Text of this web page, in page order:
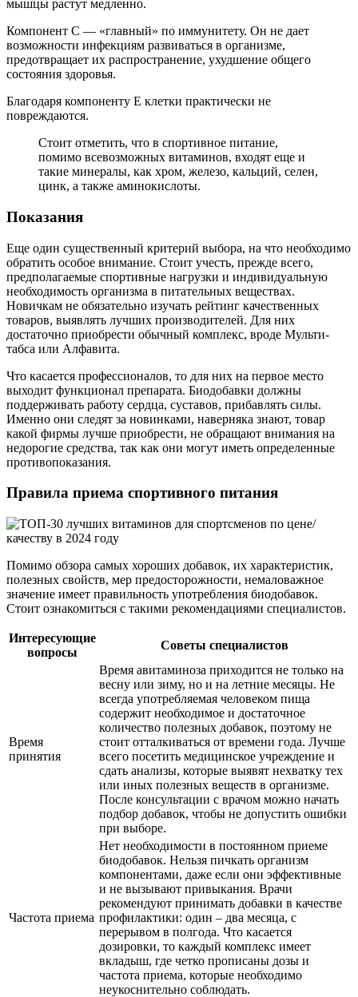
мышцы растут медленно.
Компонент С — «главный» по иммунитету. Он не дает
возможности инфекциям развиваться в организме,
предотвращает их распространение, ухудшение общего
состояния здоровья.
Благодаря компоненту Е клетки практически не
повреждаются.
Стоит отметить, что в спортивное питание,
помимо всевозможных витаминов, входят еще и
такие минералы, как хром, железо, кальций, селен,
цинк, а также аминокислоты.
Показания
Еще один существенный критерий выбора, на что необходимо
обратить особое внимание. Стоит учесть, прежде всего,
предполагаемые спортивные нагрузки и индивидуальную
необходимость организма в питательных веществах.
Новичкам не обязательно изучать рейтинг качественных
товаров, выявлять лучших производителей. Для них
достаточно приобрести обычный комплекс, вроде Мульти-
табса или Алфавита.
Что касается профессионалов, то для них на первое место
выходит функционал препарата. Биодобавки должны
поддерживать работу сердца, суставов, прибавлять силы.
Именно они следят за новинками, наверняка знают, товар
какой фирмы лучше приобрести, не обращают внимания на
недорогие средства, так как они могут иметь определенные
противопоказания.
Правила приема спортивного питания
Помимо обзора самых хороших добавок, их характеристик,
полезных свойств, мер предосторожности, немаловажное
значение имеет правильность употребления биодобавок.
Стоит ознакомиться с такими рекомендациями специалистов.
Интересующие
вопросы
Советы специалистов
Время
принятия
Время авитаминоза приходится не только на
весну или зиму, но и на летние месяцы. Не
всегда употребляемая человеком пища
содержит необходимое и достаточное
количество полезных добавок, поэтому не
стоит отталкиваться от времени года. Лучше
всего посетить медицинское учреждение и
сдать анализы, которые выявят нехватку тех
или иных полезных веществ в организме.
После консультации с врачом можно начать
подбор добавок, чтобы не допустить ошибки
при выборе.
Частота приема
Нет необходимости в постоянном приеме
биодобавок. Нельзя пичкать организм
компонентами, даже если они эффективные
и не вызывают привыкания. Врачи
рекомендуют принимать добавки в качестве
профилактики: один – два месяца, с
перерывом в полгода. Что касается
дозировки, то каждый комплекс имеет
вкладыш, где четко прописаны дозы и
частота приема, которые необходимо
неукоснительно соблюдать.